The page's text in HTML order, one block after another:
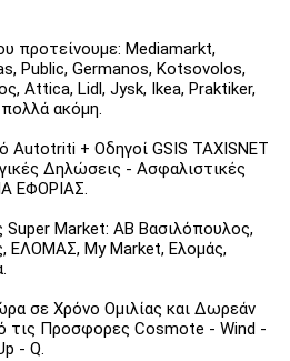
προτείνουμε: Mediamarkt,
Public, Germanos, Kotsovolos,
Attica, Lidl, Jysk, Ikea, Praktiker,
ακόμη.
Autotriti + Οδηγοί GSIS TAXISNET
Δηλώσεις - Ασφαλιστικές
ΕΦΟΡΙΑΣ.
Market: ΑΒ Βασιλόπουλος,
ΕΛΟΜΑΣ, My Market, Ελομάς,
σε Χρόνο Ομιλίας και Δωρεάν
τις Προσφορες Cosmote - Wind -
- Q.